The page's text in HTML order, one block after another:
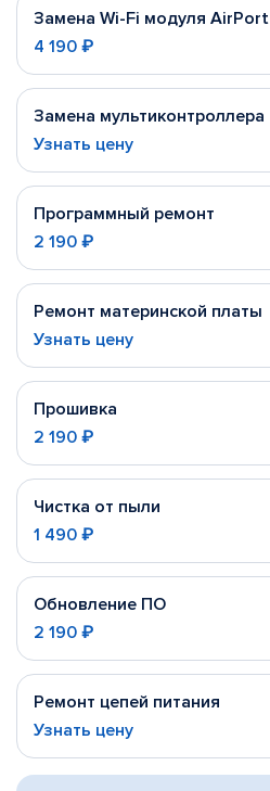
Замена Wi-Fi модуля AirPort
4 190 ₽
Замена мультиконтроллера
Узнать цену
Программный ремонт
2 190 ₽
Ремонт материнской платы
Узнать цену
Прошивка
2 190 ₽
Чистка от пыли
1 490 ₽
Обновление ПО
2 190 ₽
Ремонт цепей питания
Узнать цену